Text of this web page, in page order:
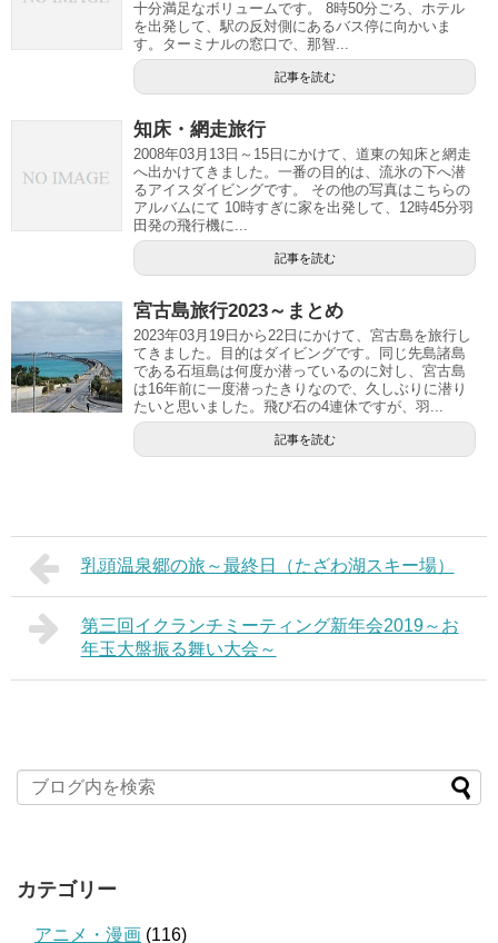
十分満足なボリュームです。 8時50分ごろ、ホテル
を出発して、駅の反対側にあるバス停に向かいま
す。ターミナルの窓口で、那智...
記事を読む
知床・網走旅行
2008年03月13日～15日にかけて、道東の知床と網走
へ出かけてきました。一番の目的は、流氷の下へ潜
るアイスダイビングです。 その他の写真はこちらの
アルバムにて 10時すぎに家を出発して、12時45分羽
田発の飛行機に...
記事を読む
宮古島旅行2023～まとめ
2023年03月19日から22日にかけて、宮古島を旅行し
てきました。目的はダイビングです。同じ先島諸島
である石垣島は何度か潜っているのに対し、宮古島
は16年前に一度潜ったきりなので、久しぶりに潜り
たいと思いました。飛び石の4連休ですが、羽...
記事を読む
乳頭温泉郷の旅～最終日（たざわ湖スキー場）
第三回イクランチミーティング新年会2019～お
年玉大盤振る舞い大会～
カテゴリー
アニメ・漫画 (116)